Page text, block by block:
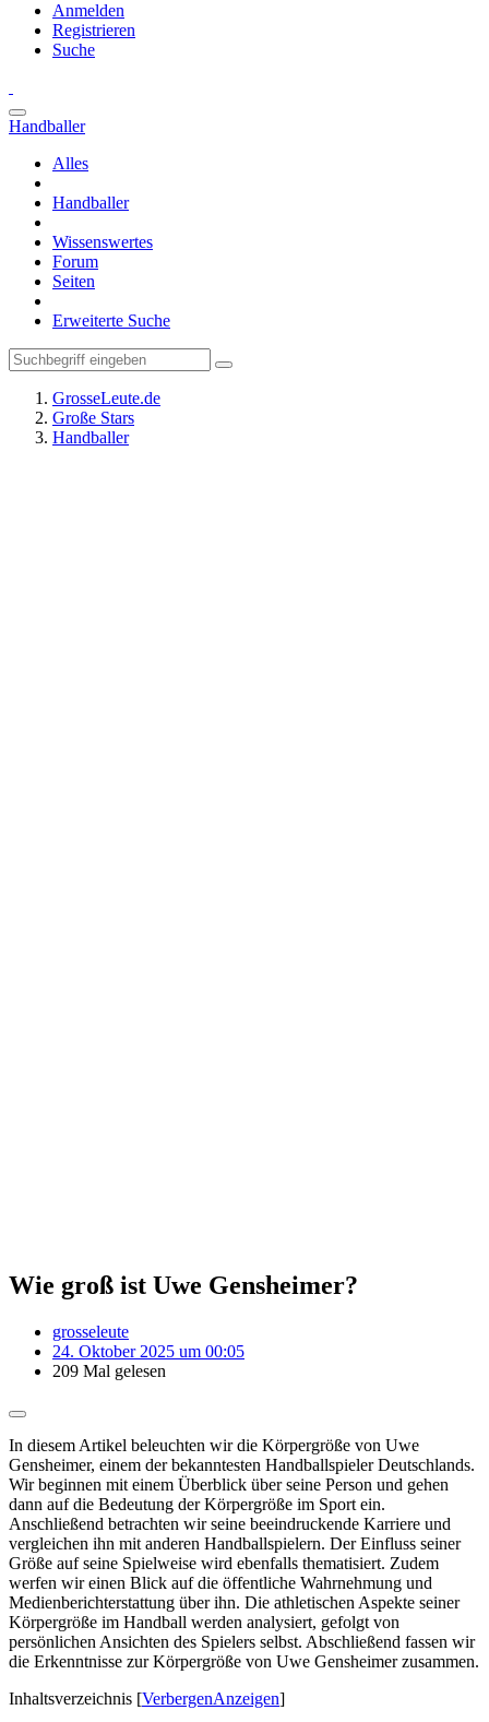
Anmelden
Registrieren
Suche
Handballer
Alles
Handballer
Wissenswertes
Forum
Seiten
Erweiterte Suche
GrosseLeute.de
Große Stars
Handballer
Wie groß ist Uwe Gensheimer?
grosseleute
24. Oktober 2025 um 00:05
209 Mal gelesen
In diesem Artikel beleuchten wir die Körpergröße von Uwe
Gensheimer, einem der bekanntesten Handballspieler Deutschlands.
Wir beginnen mit einem Überblick über seine Person und gehen
dann auf die Bedeutung der Körpergröße im Sport ein.
Anschließend betrachten wir seine beeindruckende Karriere und
vergleichen ihn mit anderen Handballspielern. Der Einfluss seiner
Größe auf seine Spielweise wird ebenfalls thematisiert. Zudem
werfen wir einen Blick auf die öffentliche Wahrnehmung und
Medienberichterstattung über ihn. Die athletischen Aspekte seiner
Körpergröße im Handball werden analysiert, gefolgt von
persönlichen Ansichten des Spielers selbst. Abschließend fassen wir
die Erkenntnisse zur Körpergröße von Uwe Gensheimer zusammen.
Inhaltsverzeichnis [VerbergenAnzeigen]